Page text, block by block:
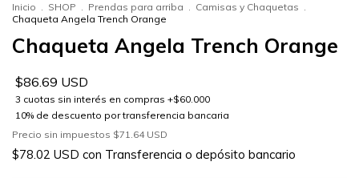
Inicio . SHOP . Prendas para arriba . Camisas y Chaquetas .
Chaqueta Angela Trench Orange
Chaqueta Angela Trench Orange
$86.69 USD
Precio sin impuestos $71.64 USD
$78.02 USD con Transferencia o depósito bancario